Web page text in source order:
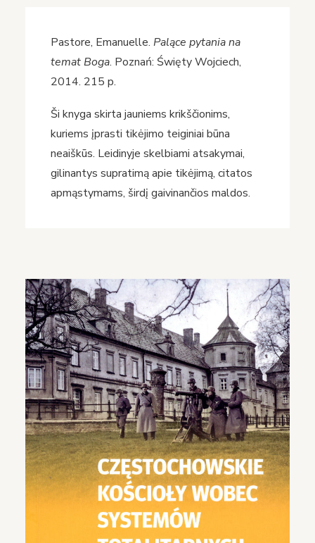
Pastore, Emanuelle. Palące pytania na
temat Boga. Poznań: Święty Wojciech,
2014. 215 p.
Ši knyga skirta jauniems krikščionims,
kuriems įprasti tikėjimo teiginiai būna
neaiškūs. Leidinyje skelbiami atsakymai,
gilinantys supratimą apie tikėjimą, citatos
apmąstymams, širdį gaivinančios maldos.